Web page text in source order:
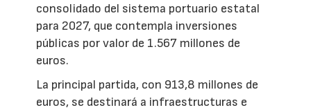
consolidado del sistema portuario estatal
para 2027, que contempla inversiones
públicas por valor de 1.567 millones de
euros.
La principal partida, con 913,8 millones de
euros, se destinará a infraestructuras e